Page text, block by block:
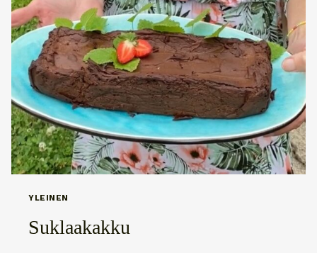
YLEINEN
Suklaakakku